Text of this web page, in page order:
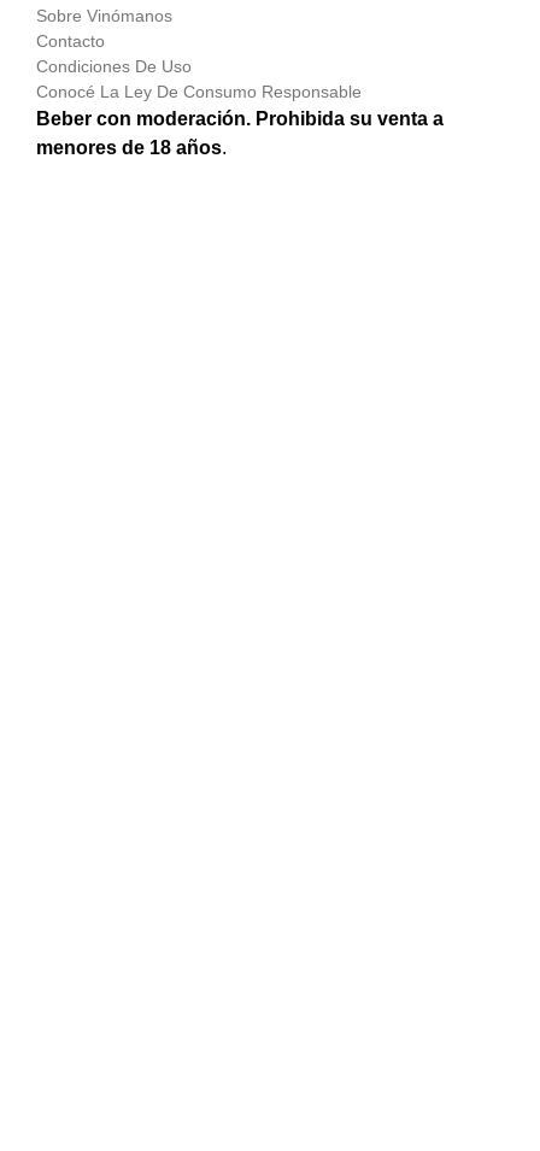
Sobre Vinómanos
Contacto
Condiciones De Uso
Conocé La Ley De Consumo Responsable
Beber con moderación. Prohibida su venta a
menores de 18 años.